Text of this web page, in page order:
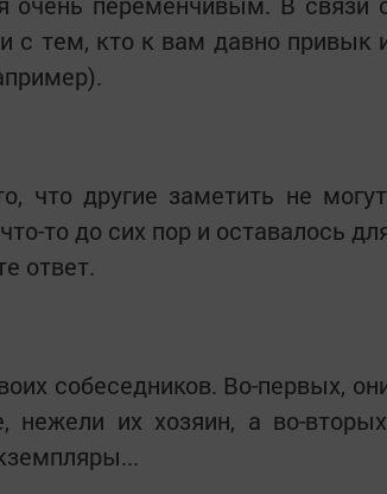
с тем, кто к вам давно привык
что другие заметить не
то до сих пор и оставалось
ответ.
собеседников. Во-первых,
нежели их хозяин, а во-